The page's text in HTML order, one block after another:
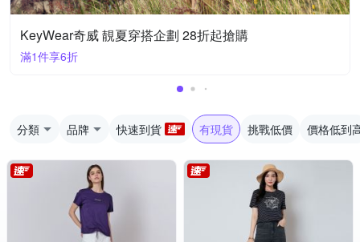
KeyWear奇威 靚夏穿搭企劃 28折起搶購
滿1件享6折
分類 品牌 快速到貨 有現貨 挑戰低價 價格低到